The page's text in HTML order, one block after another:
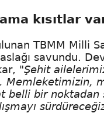
kısıtlar
TBMM Milli
savundu.
"Şehit
belli bir noktadan